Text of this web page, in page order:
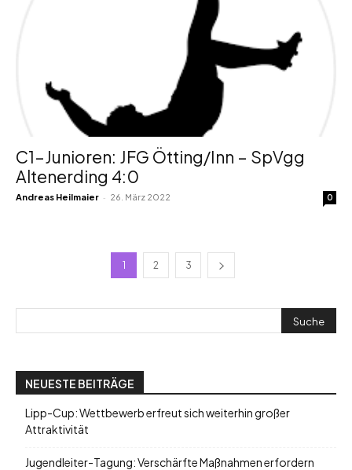
C1-Junioren: JFG Ötting/Inn – SpVgg
Altenerding 4:0
Andreas Heilmaier - 26. März 2022 0
1 2 3
NEUESTE BEITRÄGE
Lipp-Cup: Wettbewerb erfreut sich weiterhin großer
Attraktivität
Jugendleiter-Tagung: Verschärfte Maßnahmen erfordern